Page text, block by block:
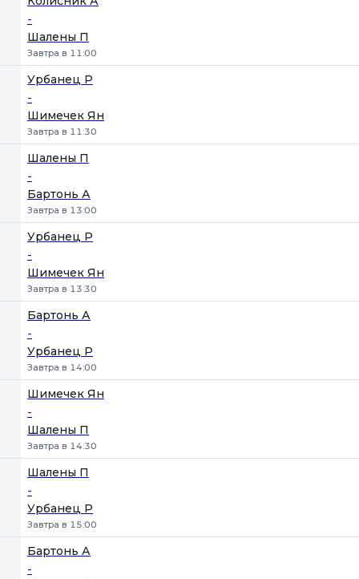
-
Шалены П
Завтра в 11:00
Урбанец Р
-
Шимечек Ян
Завтра в 11:30
Шалены П
-
Бартонь А
Завтра в 13:00
Урбанец Р
-
Шимечек Ян
Завтра в 13:30
Бартонь А
-
Урбанец Р
Завтра в 14:00
Шимечек Ян
-
Шалены П
Завтра в 14:30
Шалены П
-
Урбанец Р
Завтра в 15:00
Бартонь А
-